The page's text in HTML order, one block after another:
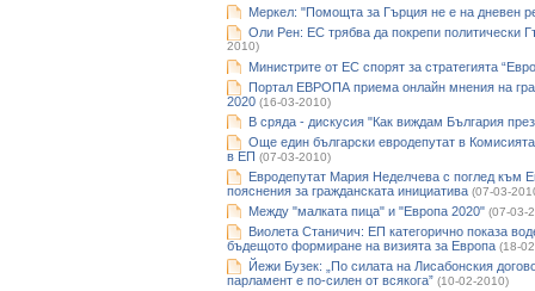
Меркел: "Помощта за Гърция не е на дневен
Оли Рен: ЕС трябва да покрепи политически
2010)
Министрите от ЕС спорят за стратегията
Портал ЕВРОПА приема онлайн мнения на
2020 (16-03-2010)
В сряда - дискусия "Как виждам България
Още един български евродепутат в
в ЕП (07-03-2010)
Евродепутат Мария Неделчева с поглед към
пояснения за гражданската инициатива (07-03-
Между "малката пица" и "Европа 2020" (07-03-
Виолета Станичич: ЕП категорично показа
бъдещото формиране на визията за Европа (18-
Йежи Бузек: „По силата на Лисабонския
парламент е по-силен от всякога” (10-02-2010)